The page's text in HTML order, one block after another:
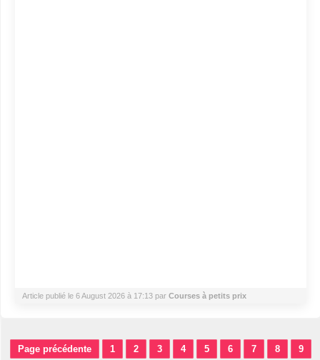
Article publié le 6 August 2026 à 17:13 par Courses à petits prix
Page précédente 1 2 3 4 5 6 7 8 9